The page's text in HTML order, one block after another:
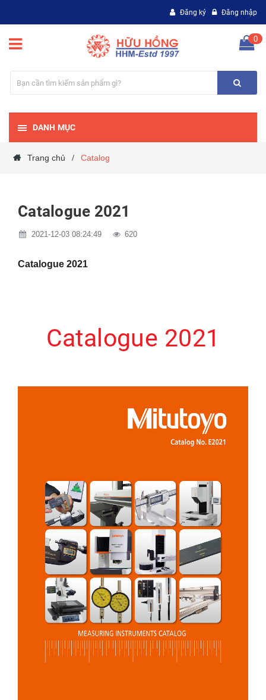
Đăng ký Đăng nhập
0
DANH MỤC
Trang chủ / Catalog
Catalogue 2021
2021-12-03 08:24:49 620
Catalogue 2021
Catalogue 2021